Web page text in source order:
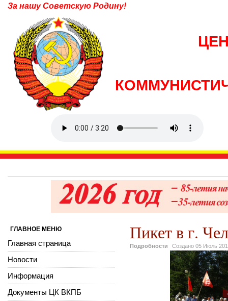
За нашу Советскую Родину!
Пикет в г.
Подробности Создано 05 Июль
ГЛАВНОЕ МЕНЮ
Главная страница
Новости
Информация
Документы ЦК ВКПБ